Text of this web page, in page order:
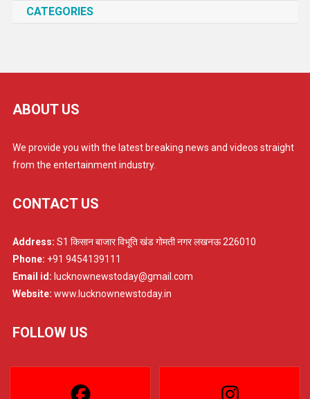
CATEGORIES
ABOUT US
We provide you with the latest breaking news and videos straight
from the entertainment industry.
CONTACT US
Address: S1 किसान बाजार विभूति खंड गोमती नगर लखनऊ 226010
Phone: +91 9454139111
Email id: lucknownewstoday@gmail.com
Website: www.lucknownewstoday.in
FOLLOW US